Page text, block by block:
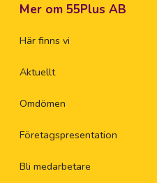
Mer om 55Plus AB
Här finns vi
Aktuellt
Omdömen
Företagspresentation
Bli medarbetare